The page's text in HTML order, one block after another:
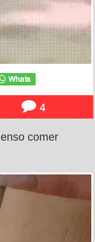
4
comer